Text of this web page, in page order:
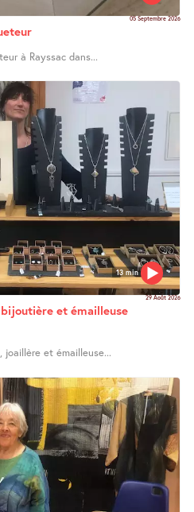
05 Septembre 2026
à Rayssac dans...
13 min
29 Août 2026
et émailleuse
joaillère et émailleuse...